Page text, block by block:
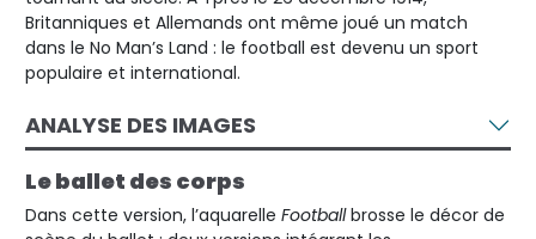
Britanniques et Allemands ont même joué un match
dans le No Man’s Land : le football est devenu un sport
populaire et international.
ANALYSE DES IMAGES
Le ballet des corps
Dans cette version, l’aquarelle Footballbrosse le décor de